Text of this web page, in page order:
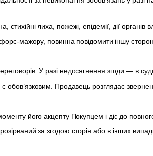
стихійні лиха, пожежі, епідемії, дії органів
мажору, повинна повідомити іншу
У разі недосягнення згоди — в
обов’язковим. Продавець розглядає
його акцепту Покупцем і діє до
за згодою сторін або в інших